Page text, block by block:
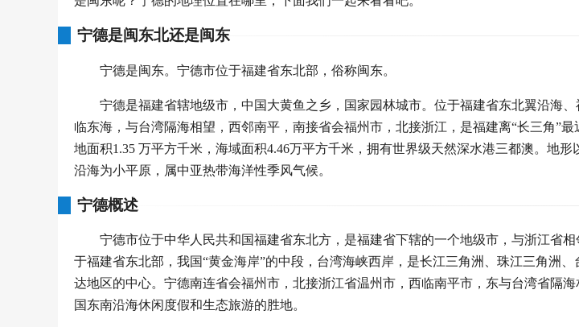
宁德是闽东北还是闽东
宁德是闽东。宁德市位于福建省东北部，俗称闽东。
宁德是福建省辖地级市，中国大黄鱼之乡，国家园林城市。位于福建省东北翼沿海
临东海，与台湾隔海相望，西邻南平，南接省会福州市，北接浙江，是福建离“长三角”
地面积1.35 万平方千米，海域面积4.46万平方千米，拥有世界级天然深水港三都澳。地形
沿海为小平原，属中亚热带海洋性季风气候。
宁德概述
宁德市位于中华人民共和国福建省东北方，是福建省下辖的一个地级市，与浙江省
于福建省东北部，我国“黄金海岸”的中段，台湾海峡西岸，是长江三角洲、珠江三角洲
达地区的中心。宁德南连省会福州市，北接浙江省温州市，西临南平市，东与台湾省隔海
国东南沿海休闲度假和生态旅游的胜地。